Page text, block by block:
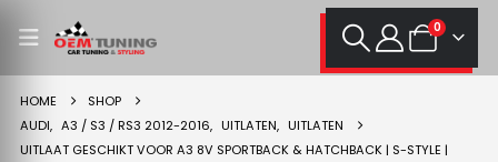
0
HOME
SHOP
AUDI, A3 / S3 / RS3 2012-2016, UITLATEN, UITLATEN
UITLAAT GESCHIKT VOOR A3 8V SPORTBACK & HATCHBACK | S-STYLE |